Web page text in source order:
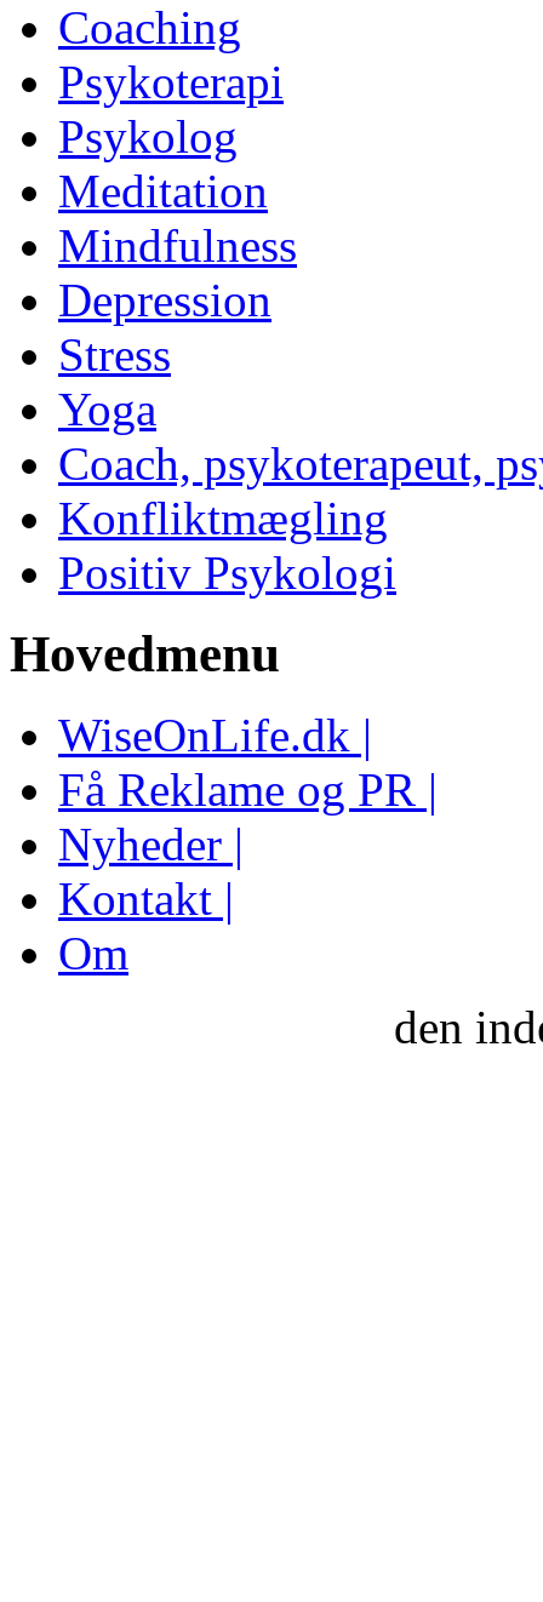
Coaching
Psykoterapi
Psykolog
Meditation
Mindfulness
Depression
Stress
Yoga
Coach, psykoterapeut,
Konfliktmægling
Positiv Psykologi
Hovedmenu
WiseOnLife.dk |
Få Reklame og PR |
Nyheder |
Kontakt |
Om
den